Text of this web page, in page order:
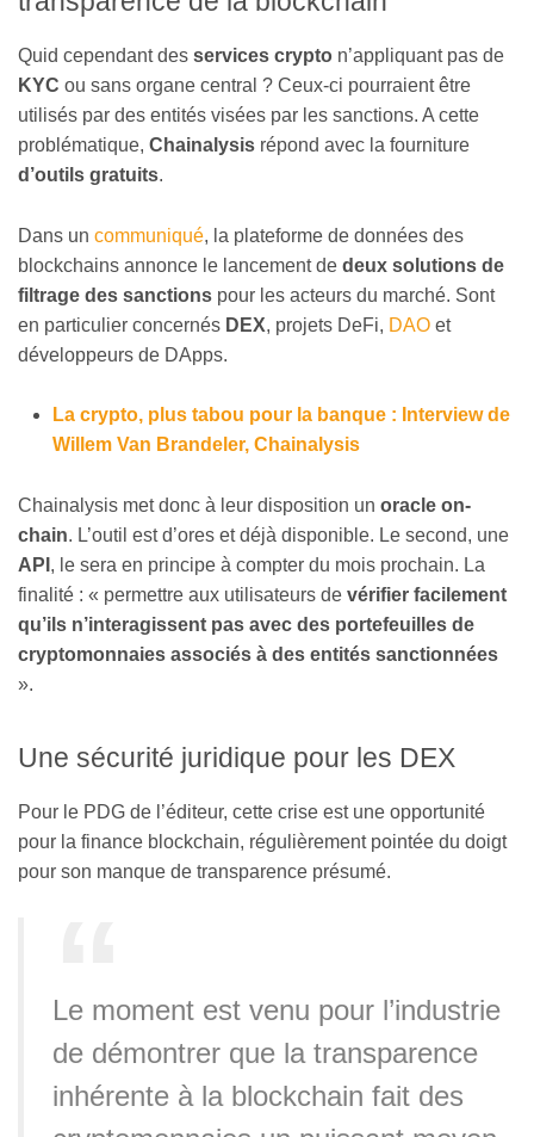
Quid cependant des services crypto n’appliquant pas de
KYC ou sans organe central ? Ceux-ci pourraient être
utilisés par des entités visées par les sanctions. A cette
problématique, Chainalysis répond avec la fourniture
d’outils gratuits.
Dans un communiqué, la plateforme de données des
blockchains annonce le lancement de deux solutions de
filtrage des sanctions pour les acteurs du marché. Sont
en particulier concernés DEX, projets DeFi, DAO et
développeurs de DApps.
La crypto, plus tabou pour la banque : Interview de
Willem Van Brandeler, Chainalysis
Chainalysis met donc à leur disposition un oracle on-
chain. L’outil est d’ores et déjà disponible. Le second, une
API , le sera en principe à compter du mois prochain. La
finalité : « permettre aux utilisateurs de vérifier facilement
qu’ils n’interagissent pas avec des portefeuilles de
cryptomonnaies associés à des entités sanctionnées
».
Une sécurité juridique pour les DEX
Pour le PDG de l’éditeur, cette crise est une opportunité
pour la finance blockchain, régulièrement pointée du doigt
pour son manque de transparence présumé.
Le moment est venu pour l’industrie
de démontrer que la transparence
inhérente à la blockchain fait des